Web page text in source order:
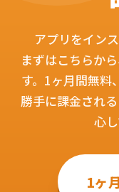
アプリをイン
まずはこちらか
す。1ヶ月間無料
勝手に課金され
心
1ヶ